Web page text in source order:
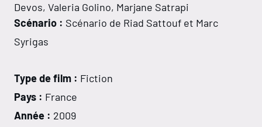
Devos, Valeria Golino, Marjane Satrapi
Scénario : Scénario de Riad Sattouf et Marc
Syrigas
Type de film : Fiction
Pays : France
Année : 2009